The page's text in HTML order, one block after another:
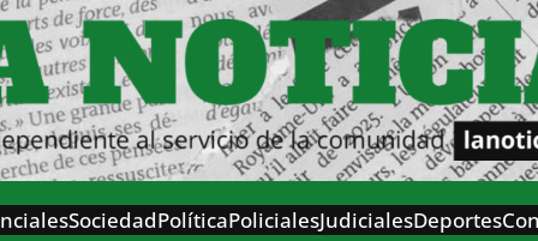
SociedadPolíticaPolicialesJudicialesDeportes